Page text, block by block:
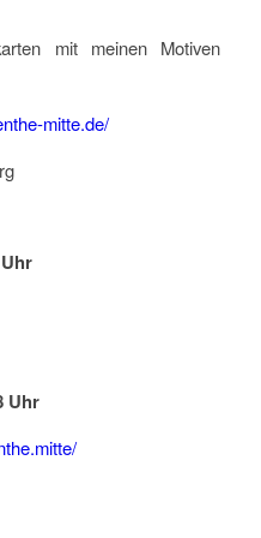
mit meinen Motiven
mitte.de/